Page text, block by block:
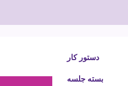
دستور کار
بسته جلسه